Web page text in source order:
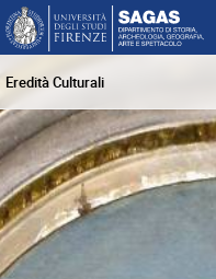
Eredità Culturali